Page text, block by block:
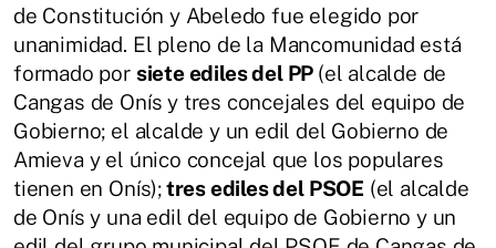
de Constitución y Abeledo fue elegido por
unanimidad. El pleno de la Mancomunidad está
formado por siete ediles del PP (el alcalde de
Cangas de Onís y tres concejales del equipo de
Gobierno; el alcalde y un edil del Gobierno de
Amieva y el único concejal que los populares
tienen en Onís);tres ediles del PSOE (el alcalde
de Onís y una edil del equipo de Gobierno y un